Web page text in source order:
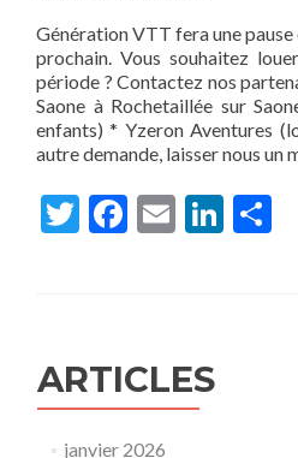
Génération VTT fera une
prochain. Vous souhaitez
période ? Contactez nos
Saone à Rochetaillée sur
enfants) * Yzeron Aventures
autre demande, laisser nous un
Twitter
Facebook
Email
ARTICLES
janvier 2026